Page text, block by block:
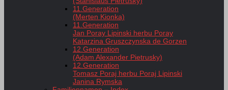
11.Generation
(Merten Kionka)
11.Generation
Jan Poray Lipinski herbu Poray
Katarzina Gruszczynska de Gorzen
12.Generation
(Adam Alexander Pietrusky)
12.Generation
Tomasz Poraj herbu Poraj Lipinski
Janina Rymska